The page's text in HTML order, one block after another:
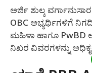
ಅರ್ಜಿ ಶುಲ್ಕ
OBC ಅಭ್ಯರ್ಥಿಗಳಿಗೆ
ಮಹಿಳಾ ಹಾಗೂ PwBD
ನಿಖರ ವಿವರಗಳನ್ನು